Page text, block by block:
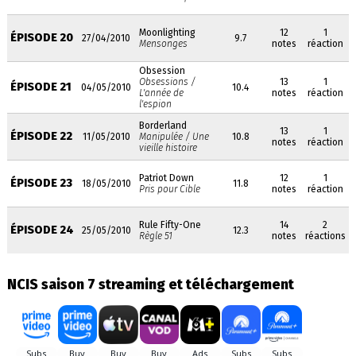
ÉPISODE 20 27/04/2010
Moonlighting
Mensonges
9.7
12
notes
1
réaction
ÉPISODE 21 04/05/2010
Obsession
Obsessions /
L'année de
l'espion
10.4
13
notes
1
réaction
ÉPISODE 22 11/05/2010
Borderland
Manipulée / Une
vieille histoire
10.8
13
notes
1
réaction
ÉPISODE 23 18/05/2010
Patriot Down
Pris pour Cible
11.8
12
notes
1
réaction
ÉPISODE 24 25/05/2010
Rule Fifty-One
Règle 51
12.3
14
notes
2
réactions
NCIS saison 7 streaming et téléchargement